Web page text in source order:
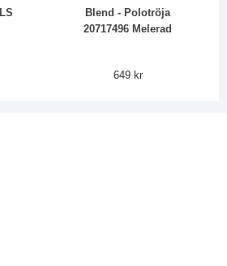
Blend - Polotröja
20717496 Melerad
649 kr